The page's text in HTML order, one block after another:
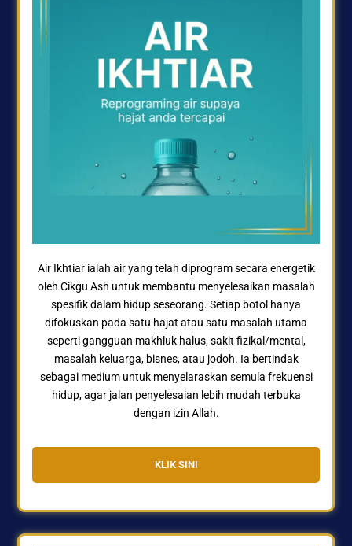
Air Ikhtiar ialah air yang telah diprogram secara energetik
oleh Cikgu Ash untuk membantu menyelesaikan masalah
spesifik dalam hidup seseorang. Setiap botol hanya
difokuskan pada satu hajat atau satu masalah utama
seperti gangguan makhluk halus, sakit fizikal/mental,
masalah keluarga, bisnes, atau jodoh. Ia bertindak
sebagai medium untuk menyelaraskan semula frekuensi
hidup, agar jalan penyelesaian lebih mudah terbuka
dengan izin Allah.
KLIK SINI